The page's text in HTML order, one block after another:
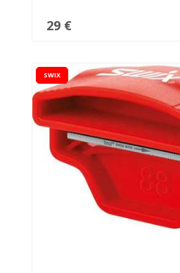
29 €
SWIX